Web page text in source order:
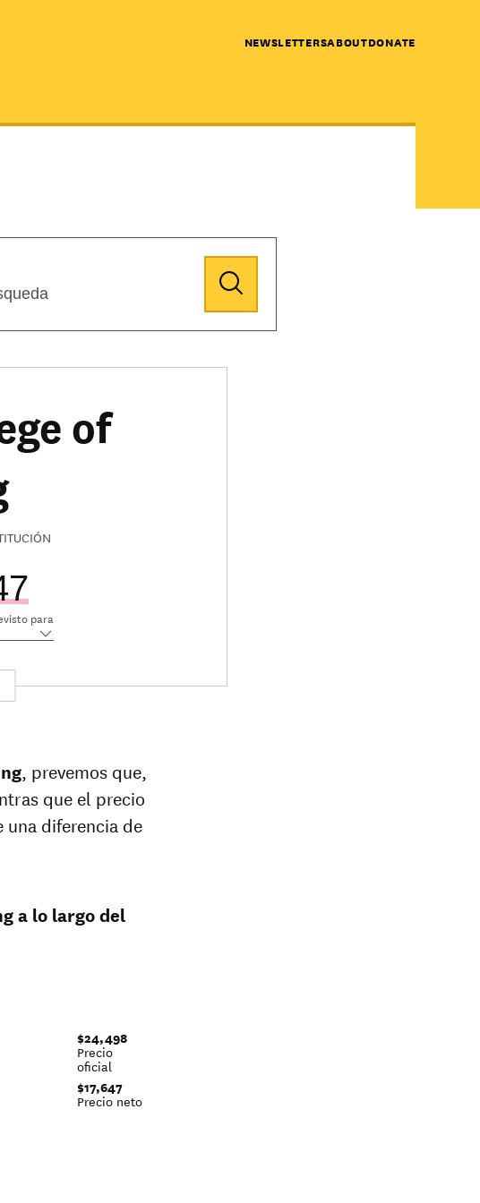
NEWSLETTERSABOUTDONATE
of
para
, prevemos que,
que el precio
una diferencia de
a lo largo del
$24,498
Precio
oficial
$17,647
Precio neto